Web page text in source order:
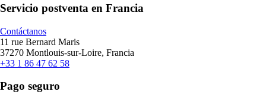
Servicio postventa en Francia
Contáctanos
11 rue Bernard Maris
37270 Montlouis-sur-Loire, Francia
+33 1 86 47 62 58
Pago seguro